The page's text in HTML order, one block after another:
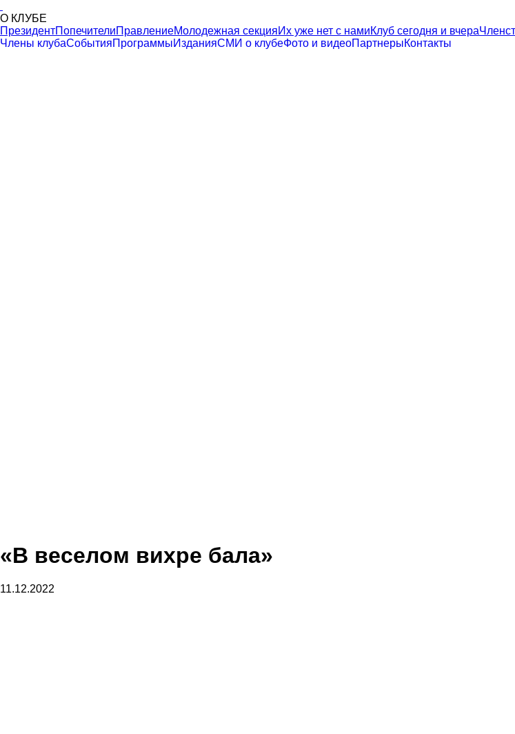
О КЛУБЕ
ПрезидентПопечителиПравлениеМолодежная секцияИх уже нет с намиКлуб сегодня и вчера
Члены клубаСобытияПрограммыИзданияСМИ о клубеФото и видеоПартнерыКонтакты
«В веселом вихре бала»
11.12.2022